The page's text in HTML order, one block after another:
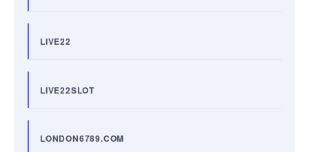
LIVE22
LIVE22SLOT
LONDON6789.COM